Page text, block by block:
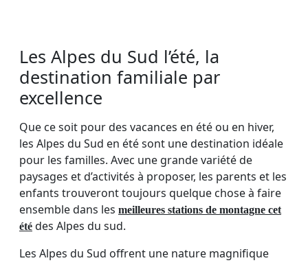
Les Alpes du Sud l’été, la
destination familiale par
excellence
Que ce soit pour des vacances en été ou en hiver,
les Alpes du Sud en été sont une destination idéale
pour les familles. Avec une grande variété de
paysages et d’activités à proposer, les parents et les
enfants trouveront toujours quelque chose à faire
ensemble dans les meilleures stations de montagne cet
été des Alpes du sud.
Les Alpes du Sud offrent une nature magnifique